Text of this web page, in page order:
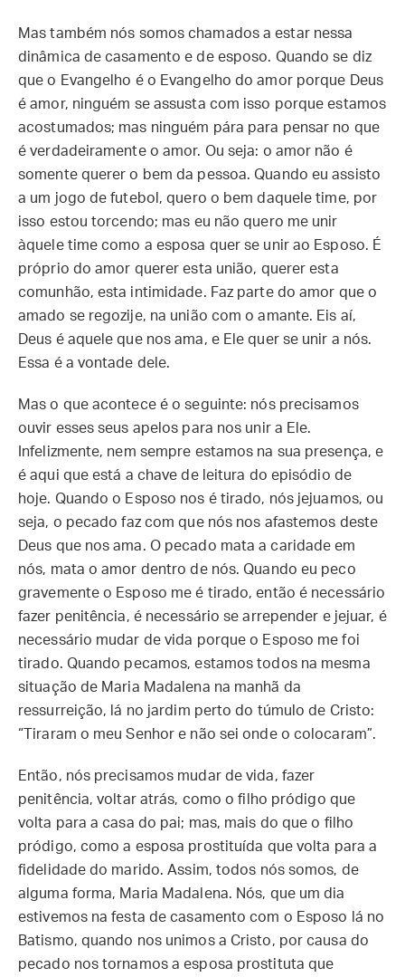
Mas também nós somos chamados a estar nessa
dinâmica de casamento e de esposo. Quando se diz
que o Evangelho é o Evangelho do amor porque Deus
é amor, ninguém se assusta com isso porque estamos
acostumados; mas ninguém pára para pensar no que
é verdadeiramente o amor. Ou seja: o amor não é
somente querer o bem da pessoa. Quando eu assisto
a um jogo de futebol, quero o bem daquele time, por
isso estou torcendo; mas eu não quero me unir
àquele time como a esposa quer se unir ao Esposo. É
próprio do amor querer esta união, querer esta
comunhão, esta intimidade. Faz parte do amor que o
amado se regozije, na união com o amante. Eis aí,
Deus é aquele que nos ama, e Ele quer se unir a nós.
Essa é a vontade dele.
Mas o que acontece é o seguinte: nós precisamos
ouvir esses seus apelos para nos unir a Ele.
Infelizmente, nem sempre estamos na sua presença, e
é aqui que está a chave de leitura do episódio de
hoje. Quando o Esposo nos é tirado, nós jejuamos, ou
seja, o pecado faz com que nós nos afastemos deste
Deus que nos ama. O pecado mata a caridade em
nós, mata o amor dentro de nós. Quando eu peco
gravemente o Esposo me é tirado, então é necessário
fazer penitência, é necessário se arrepender e jejuar, é
necessário mudar de vida porque o Esposo me foi
tirado. Quando pecamos, estamos todos na mesma
situação de Maria Madalena na manhã da
ressurreição, lá no jardim perto do túmulo de Cristo:
“Tiraram o meu Senhor e não sei onde o colocaram”.
Então, nós precisamos mudar de vida, fazer
penitência, voltar atrás, como o filho pródigo que
volta para a casa do pai; mas, mais do que o filho
pródigo, como a esposa prostituída que volta para a
fidelidade do marido. Assim, todos nós somos, de
alguma forma, Maria Madalena. Nós, que um dia
estivemos na festa de casamento com o Esposo lá no
Batismo, quando nos unimos a Cristo, por causa do
pecado nos tornamos a esposa prostituta que